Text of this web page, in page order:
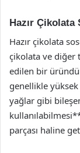
Hazır Çikolata
Hazır çikolata
çikolata ve diğer
edilen bir
genellikle
yağlar gibi
parçası haline